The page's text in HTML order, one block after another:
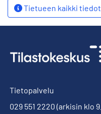
Tietueen kaikki tiedot
Tietopalvelu
029 551 2220 (arkisin klo